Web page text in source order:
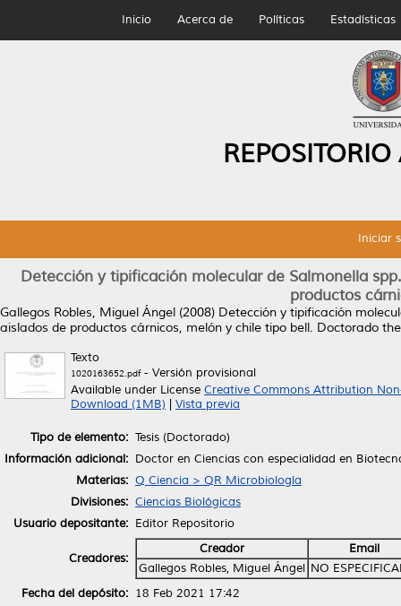
Inicio Acerca de Políticas Estadísticas
Iniciar
Detección y tipificación molecular de Salmonella
productos
Gallegos Robles, Miguel Ángel (2008) Detección y tipificación
aislados de productos cárnicos, melón y chile tipo bell. Doctorado
Texto
1020163652.pdf- Versión provisional
Available under License Creative Commons Attribution
Download (1MB)
Vista previa
Tipo de elemento: Tesis (Doctorado)
Información adicional: Doctor en Ciencias con especialidad en
Materias: Q Ciencia > QR Microbiología
Divisiones: Ciencias Biológicas
Usuario depositante: Editor Repositorio
Creadores:
Creador
Email
Gallegos Robles, Miguel Ángel NO
Fecha del depósito: 18 Feb 2021 17:42